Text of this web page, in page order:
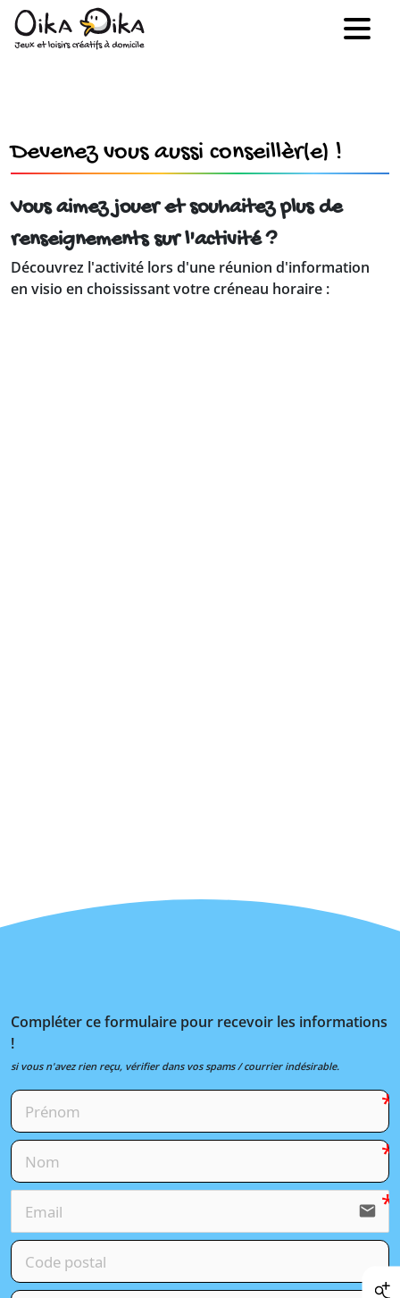
Devenez vous aussi conseillèr(e) !
Vous aimez jouer et souhaitez plus de
renseignements sur l'activité ?
Découvrez l'activité lors d'une réunion d'information
en visio en choississant votre créneau horaire :
Compléter ce formulaire pour recevoir les informations
!
si vous n'avez rien reçu, vérifier dans vos spams / courrier indésirable.
email